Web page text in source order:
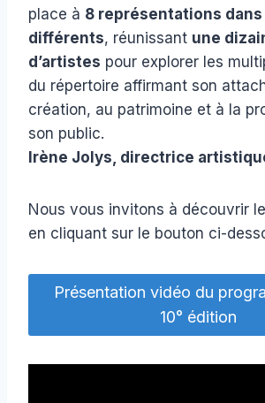
place à 8 représentations
différents, réunissant une
d’artistes pour explorer les
du répertoire affirmant son
création, au patrimoine et à la
son public.
Irène Jolys, directrice
Nous vous invitons à découvrir
en cliquant sur le bouton ci-
Présentation vidéo du
10° édition